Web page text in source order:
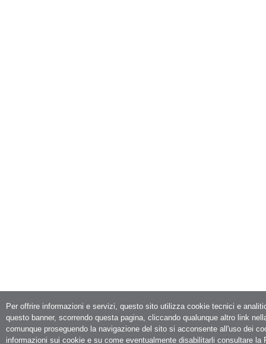
Per offrire informazioni e servizi, questo sito utilizza cookie tecnici e
questo banner, scorrendo questa pagina, cliccando qualunque altro link
comunque proseguendo la navigazione del sito si acconsente all'uso dei
informazioni sui cookie e su come eventualmente disabilitarli consultare la